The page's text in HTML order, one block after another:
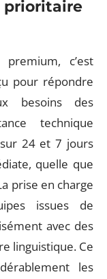
prioritaire
c’est
pour répondre
besoins des
technique
24 et 7 jours
quelle que
prise en charge
issues de
avec des
linguistique. Ce
les